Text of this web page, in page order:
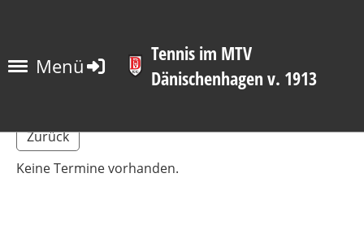
Menü
Tennis im MTV
Dänischenhagen v. 1913
Zurück
Keine Termine vorhanden.